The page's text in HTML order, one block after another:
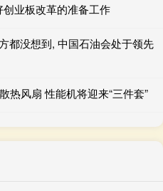
业板改革的准备工作
都没想到, 中国石油会处于领先
热风扇 性能机将迎来“三件套”